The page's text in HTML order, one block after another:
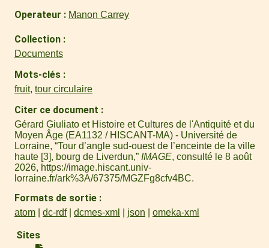
Operateur Manon Carrey
Collection
Documents
Mots-clés
fruit, tour circulaire
Citer ce document
Gérard Giuliato et Histoire et Cultures de l'Antiquité et du
Moyen Âge (EA1132 / HISCANT-MA) - Université de
Lorraine, “Tour d’angle sud-ouest de l’enceinte de la ville
haute [3], bourg de Liverdun,” IMAGE, consulté le 8 août
2026, https://image.hiscant.univ-
lorraine.fr/ark%3A/67375/MGZFg8cfv4BC.
Formats de sortie
atom dc-rdf dcmes-xml json omeka-xml
Sites